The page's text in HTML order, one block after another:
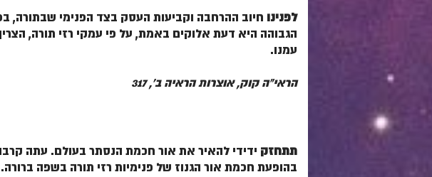
לפנינו חיוב ההרחבה וקביעות העסק בצד הפנימי שבתורה,
הגבוהה היא דעת אלוקים באמת, על פי עמקי רזי תורה,
עמנו.
הראי"ה קוק, אוצרות הראיה ב', 317
תתחזק ידידי להאיר את אור חכמת הנסתר בעולם. עתה קרבו
בהופעת חכמת אור הגנוז של פנימיות רזי תורה בשפה ברורה.